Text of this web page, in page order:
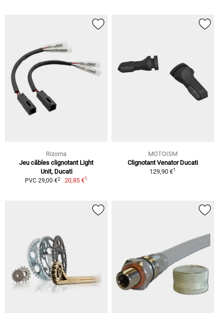
Rizoma
Jeu câbles clignotant Light
Unit, Ducati
PVC 29,00 €2 20,85 €1
MOTOISM
Clignotant Venator Ducati
129,90 €1